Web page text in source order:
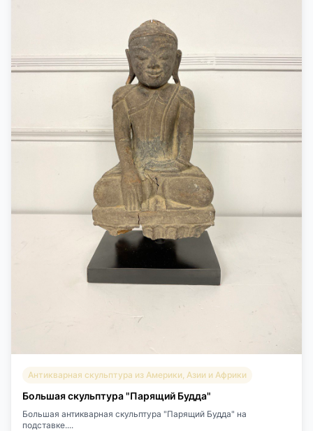
Антикварная скульптура из Америки, Азии и Африки
Большая скульптура "Парящий Будда"
Большая антикварная скульптура "Парящий Будда" на
подставке....